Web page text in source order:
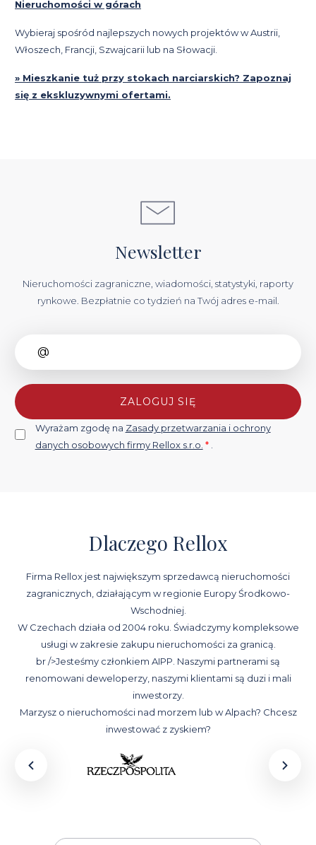
Nieruchomości w górach
Wybieraj spośród najlepszych nowych projektów w Austrii,
Włoszech, Francji, Szwajcarii lub na Słowacji.
» Mieszkanie tuż przy stokach narciarskich? Zapoznaj
się z ekskluzywnymi ofertami.
Newsletter
Nieruchomości zagraniczne, wiadomości, statystyki, raporty
rynkowe. Bezpłatnie co tydzień na Twój adres e-mail.
ZALOGUJ SIĘ
Wyrażam zgodę na Zasady przetwarzania i ochrony
danych osobowych firmy Rellox s.r.o. *
Dlaczego Rellox
Firma Rellox jest największym sprzedawcą nieruchomości
zagranicznych, działającym w regionie Europy Środkowo-
Wschodniej.
W Czechach działa od 2004 roku. Świadczymy kompleksowe
usługi w zakresie zakupu nieruchomości za granicą.
br />Jesteśmy członkiem AIPP. Naszymi partnerami są
renomowani deweloperzy, naszymi klientami są duzi i mali
inwestorzy.
Marzysz o nieruchomości nad morzem lub w Alpach? Chcesz
inwestować z zyskiem?